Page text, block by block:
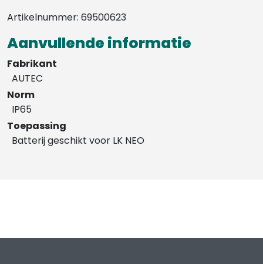
Artikelnummer: 69500623
Aanvullende informatie
Fabrikant
AUTEC
Norm
IP65
Toepassing
Batterij geschikt voor LK NEO